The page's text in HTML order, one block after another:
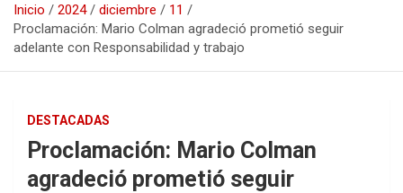
Inicio 2024 diciembre
11
Proclamación: Mario Colman agradeció prometió seguir
adelante con Responsabilidad y trabajo
DESTACADAS
Proclamación: Mario Colman
agradeció prometió seguir